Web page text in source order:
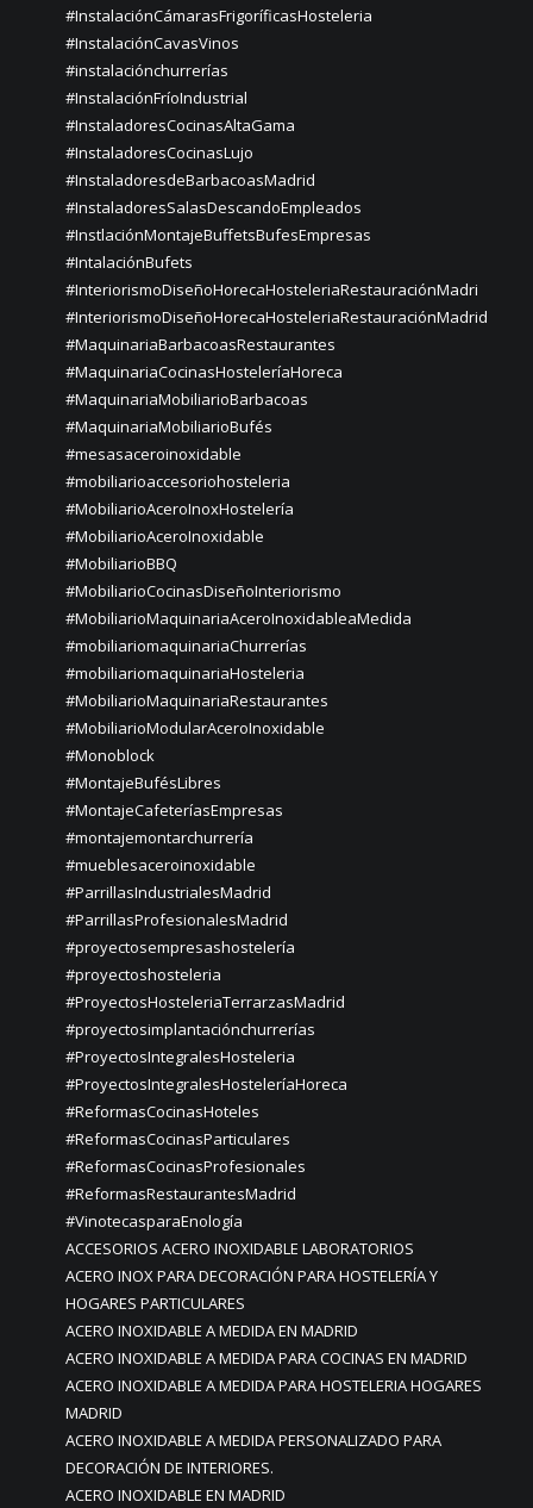
#InstalaciónCámarasFrigoríficasHosteleria
#InstalaciónCavasVinos
#instalaciónchurrerías
#InstalaciónFríoIndustrial
#InstaladoresCocinasAltaGama
#InstaladoresCocinasLujo
#InstaladoresdeBarbacoasMadrid
#InstaladoresSalasDescandoEmpleados
#InstlaciónMontajeBuffetsBufesEmpresas
#IntalaciónBufets
#InteriorismoDiseñoHorecaHosteleriaRestauraciónMadri
#InteriorismoDiseñoHorecaHosteleriaRestauraciónMadrid
#MaquinariaBarbacoasRestaurantes
#MaquinariaCocinasHosteleríaHoreca
#MaquinariaMobiliarioBarbacoas
#MaquinariaMobiliarioBufés
#mesasaceroinoxidable
#mobiliarioaccesoriohosteleria
#MobiliarioAceroInoxHostelería
#MobiliarioAceroInoxidable
#MobiliarioBBQ
#MobiliarioCocinasDiseñoInteriorismo
#MobiliarioMaquinariaAceroInoxidableaMedida
#mobiliariomaquinariaChurrerías
#mobiliariomaquinariaHosteleria
#MobiliarioMaquinariaRestaurantes
#MobiliarioModularAceroInoxidable
#Monoblock
#MontajeBufésLibres
#MontajeCafeteríasEmpresas
#montajemontarchurrería
#mueblesaceroinoxidable
#ParrillasIndustrialesMadrid
#ParrillasProfesionalesMadrid
#proyectosempresashostelería
#proyectoshosteleria
#ProyectosHosteleriaTerrarzasMadrid
#proyectosimplantaciónchurrerías
#ProyectosIntegralesHosteleria
#ProyectosIntegralesHosteleríaHoreca
#ReformasCocinasHoteles
#ReformasCocinasParticulares
#ReformasCocinasProfesionales
#ReformasRestaurantesMadrid
#VinotecasparaEnología
ACCESORIOS ACERO INOXIDABLE LABORATORIOS
ACERO INOX PARA DECORACIÓN PARA HOSTELERÍA Y
HOGARES PARTICULARES
ACERO INOXIDABLE A MEDIDA EN MADRID
ACERO INOXIDABLE A MEDIDA PARA COCINAS EN MADRID
ACERO INOXIDABLE A MEDIDA PARA HOSTELERIA HOGARES
MADRID
ACERO INOXIDABLE A MEDIDA PERSONALIZADO PARA
DECORACIÓN DE INTERIORES.
ACERO INOXIDABLE EN MADRID